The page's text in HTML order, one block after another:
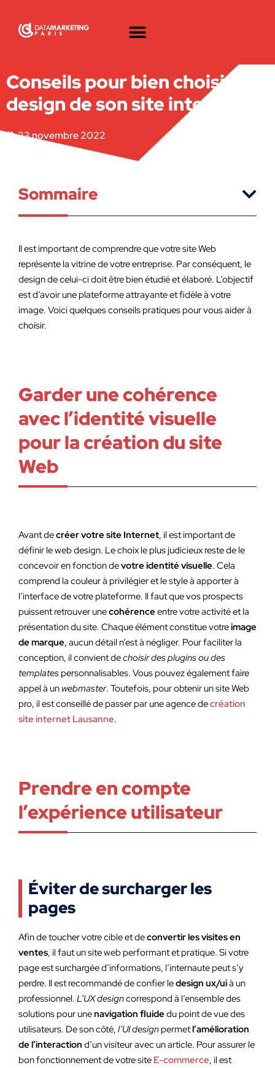
Conseils pour bien choisir le
design de son site internet
23 novembre 2022
Sommaire
Il est important de comprendre que votre site Web
représente la vitrine de votre entreprise. Par conséquent, le
design de celui-ci doit être bien étudié et élaboré. L’objectif
est d’avoir une plateforme attrayante et fidèle à votre
image. Voici quelques conseils pratiques pour vous aider à
choisir.
Garder une cohérence
avec l’identité visuelle
pour la création du site
Web
Avant decréer votre site Internet, il est important de
définir le web design. Le choix le plus judicieux reste de le
concevoir en fonction devotre identité visuelle. Cela
comprend la couleur à privilégier et le style à apporter à
l’interface de votre plateforme. Il faut que vos prospects
puissent retrouver unecohérenceentre votre activité et la
présentation du site. Chaque élément constitue votreimage
de marque, aucun détail n’est à négliger. Pour faciliter la
conception, il convient dechoisir des plugins ou des
templates personnalisables. Vous pouvez également faire
appel à un webmaster. Toutefois, pour obtenir un site Web
pro, il est conseillé de passer par une agence decréation
site internet Lausanne.
Prendre en compte
l’expérience utilisateur
Éviter de surcharger les
pages
Afin de toucher votre cible et deconvertir les visites en
ventes, il faut un site web performant et pratique. Si votre
page est surchargée d’informations, l’internaute peut s’y
perdre. Il est recommandé de confier ledesign ux/uià un
professionnel. L’UX designcorrespond à l’ensemble des
solutions pour unenavigation fluidedu point de vue des
utilisateurs. De son côté, l’UI design permetl’amélioration
de l’interaction d’un visiteur avec un article. Pour assurer le
bon fonctionnement de votre site E-commerce, il est